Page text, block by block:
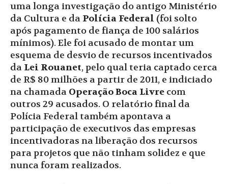
uma longa investigação do antigo Ministério
da Cultura e da Polícia Federal (foi solto
após pagamento de fiança de 100 salários
mínimos). Ele foi acusado de montar um
esquema de desvio de recursos incentivados
da Lei Rouanet, pelo qual teria captado cerca
de R$ 80 milhões a partir de 2011, e indiciado
na chamada Operação Boca Livre com
outros 29 acusados. O relatório final da
Polícia Federal também apontava a
participação de executivos das empresas
incentivadoras na liberação dos recursos
para projetos que não tinham solidez e que
nunca foram realizados.